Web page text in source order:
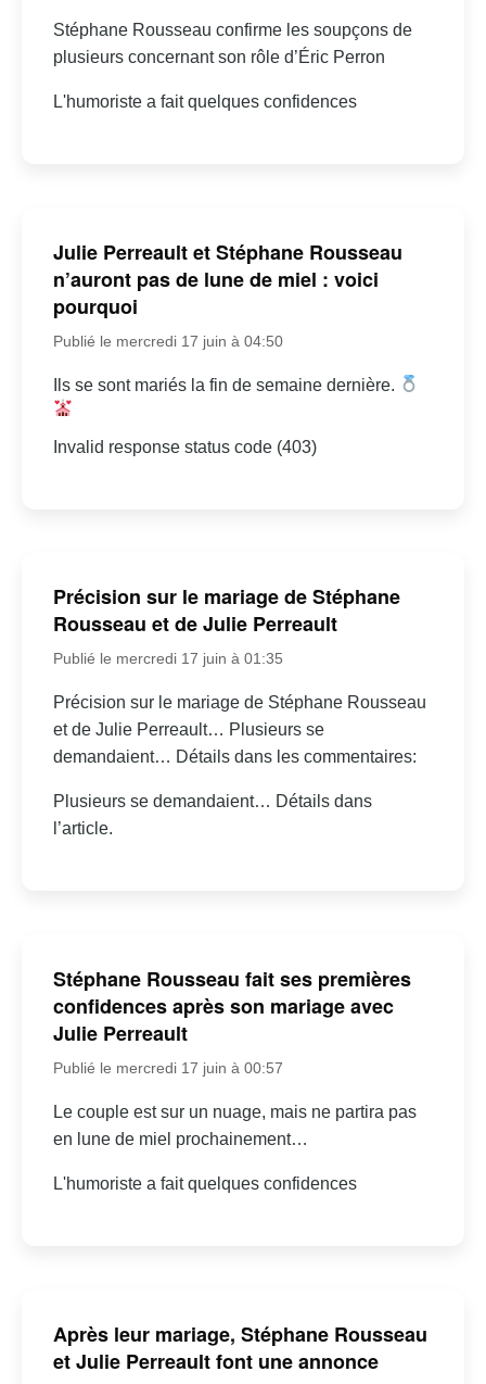
Stéphane Rousseau confirme les soupçons de
plusieurs concernant son rôle d’Éric Perron
L'humoriste a fait quelques confidences
Julie Perreault et Stéphane Rousseau
n’auront pas de lune de miel : voici
pourquoi
Publié le mercredi 17 juin à 04:50
Ils se sont mariés la fin de semaine dernière.
Invalid response status code (403)
Précision sur le mariage de Stéphane
Rousseau et de Julie Perreault
Publié le mercredi 17 juin à 01:35
Précision sur le mariage de Stéphane Rousseau
et de Julie Perreault… Plusieurs se
demandaient… Détails dans les commentaires:
Plusieurs se demandaient… Détails dans
l’article.
Stéphane Rousseau fait ses premières
confidences après son mariage avec
Julie Perreault
Publié le mercredi 17 juin à 00:57
Le couple est sur un nuage, mais ne partira pas
en lune de miel prochainement…
L'humoriste a fait quelques confidences
Après leur mariage, Stéphane Rousseau
et Julie Perreault font une annonce